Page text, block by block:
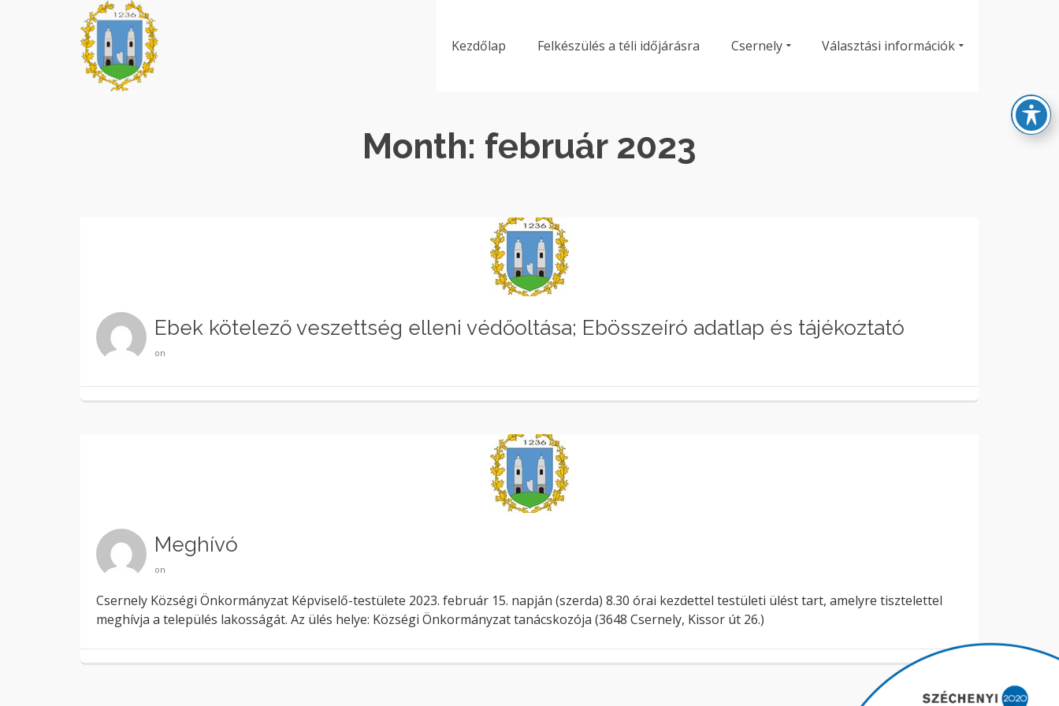
Kezdőlap Felkészülés a téli időjárásra Csernely Választási információk
Month: február 2023
Ebek kötelező veszettség elleni védőoltása; Ebösszeíró adatlap és tájékoztató
on
Meghívó
on
Csernely Községi Önkormányzat Képviselő-testülete 2023. február 15. napján (szerda) 8.30 órai kezdettel testületi ülést tart, amelyre tisztelettel
meghívja a település lakosságát. Az ülés helye: Községi Önkormányzat tanácskozója (3648 Csernely, Kissor út 26.)